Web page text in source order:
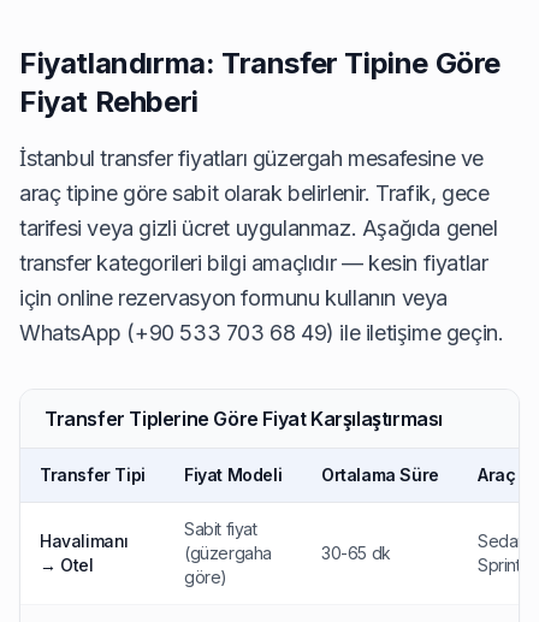
Fiyatlandırma: Transfer Tipine Göre
Fiyat Rehberi
İstanbul transfer fiyatları güzergah mesafesine ve
araç tipine göre sabit olarak belirlenir. Trafik, gece
tarifesi veya gizli ücret uygulanmaz. Aşağıda genel
transfer kategorileri bilgi amaçlıdır — kesin fiyatlar
için online rezervasyon formunu kullanın veya
WhatsApp (+90 533 703 68 49) ile iletişime geçin.
Transfer Tiplerine Göre Fiyat Karşılaştırması
Transfer Tipi Fiyat Modeli Ortalama Süre Araç
Havalimanı
→ Otel
Sabit fiyat
(güzergaha
göre)
30-65 dk
Sedan,
Sprinter